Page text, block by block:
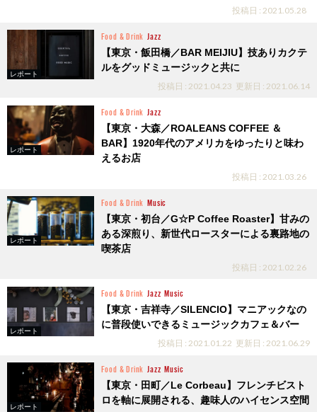
投稿日 : 2021.05.28
レポート
Food & Drink Jazz
【東京・飯田橋／BAR MEIJIU】技ありカクテ
ルをグッドミュージックと共に
投稿日 : 2021.04.23 更新日 : 2021.06.14
レポート
Food & Drink Jazz
【東京・大森／ROALEANS COFFEE ＆
BAR】1920年代のアメリカをゆったりと味わ
えるお店
投稿日 : 2021.03.26
レポート
Food & Drink Music
【東京・初台／G☆P Coffee Roaster】甘みの
ある深煎り、新世代ロースターによる裏路地の
喫茶店
投稿日 : 2021.02.26
レポート
Food & Drink Jazz Music
【東京・吉祥寺／SILENCIO】マニアックなの
に普段使いできるミュージックカフェ＆バー
投稿日 : 2021.01.22 更新日 : 2021.06.29
レポート
Food & Drink Jazz Music
【東京・田町／Le Corbeau】フレンチビスト
ロを軸に展開される、趣味人のハイセンス空間